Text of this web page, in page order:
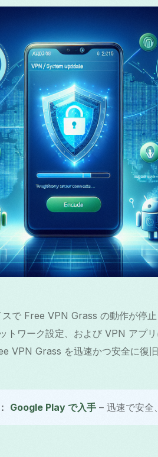
で Free VPN Grass の動作が停
トワーク設定、および VPN アプ
VPN Grass を迅速かつ安全に復
Google Play で入手 – 迅速で安全